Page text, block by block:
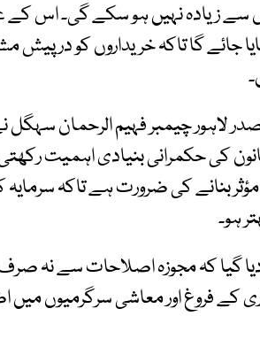
سے زیادہ نہیں ہو سکے گی۔ اس کے
جائے گا تاکہ خریداروں کو
لاہور چیمبر فہیم الرحمان
کی حکمرانی بنیادی اہمیت
بنانے کی ضرورت ہے تاکہ سرمایہ
ہو۔
گیا کہ مجوزہ اصلاحات سے نہ
کے فروغ اور معاشی سرگرمیوں